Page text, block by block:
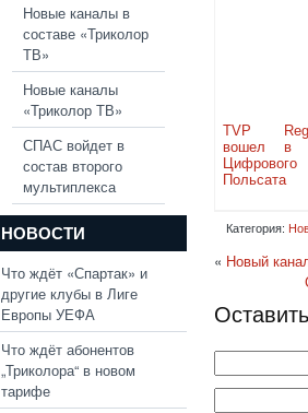
Новые каналы в
составе «Триколор
ТВ»
Новые каналы
«Триколор ТВ»
СПАС войдет в
состав второго
мультиплекса
НОВОСТИ
Что ждёт «Спартак» и
другие клубы в Лиге
Европы УЕФА
Что ждёт абонентов
„Триколора“ в новом
тарифе
TVP
вошел в
Цифрового
Польсата
Категория:
« Новый